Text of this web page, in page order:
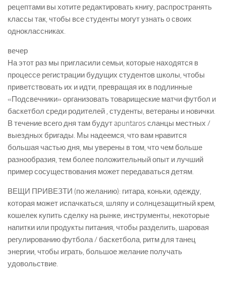
рецептами вы хотите редактировать книгу, распространять
классы так, чтобы все студенты могут узнать о своих
одноклассниках.
вечер
На этот раз мы пригласили семьи, которые находятся в
процессе регистрации будущих студентов школы, чтобы
приветствовать их и идти, превращая их в подлинные
«Подсвечники» организовать товарищеские матчи футбол и
баскетбол среди родителей , студенты, ветераны и новички.
В течение всего дня там будут apuntaros сланцы местных /
выездных бригады. Мы надеемся, что вам нравится
большая частью дня, мы уверены в том, что чем больше
разнообразия, тем более положительный опыт и лучший
пример сосуществования может передаваться детям.
ВЕЩИ ПРИВЕЗТИ (по желанию): гитара, коньки, одежду,
которая может испачкаться, шляпу и солнцезащитный крем,
кошелек купить сделку на рынке, инструменты, некоторые
напитки или продукты питания, чтобы разделить, шаровая
регулированию футбола / баскетбола, ритм для танец
энергии, чтобы играть, большое желание получать
удовольствие.